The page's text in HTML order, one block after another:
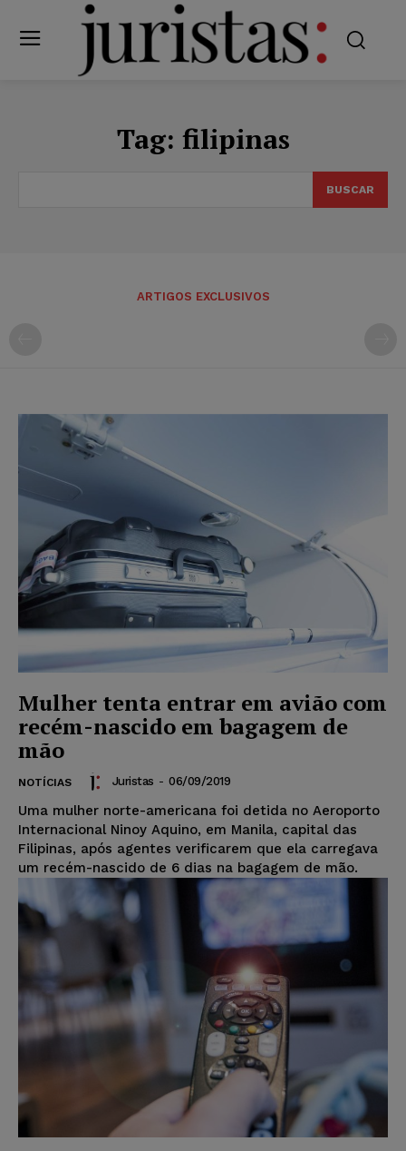
Tag: filipinas
BUSCAR
ARTIGOS EXCLUSIVOS
Mulher tenta entrar em avião com
recém-nascido em bagagem de
mão
NOTÍCIAS Juristas - 06/09/2019
Uma mulher norte-americana foi detida no Aeroporto
Internacional Ninoy Aquino, em Manila, capital das
Filipinas, após agentes verificarem que ela carregava
um recém-nascido de 6 dias na bagagem de mão.